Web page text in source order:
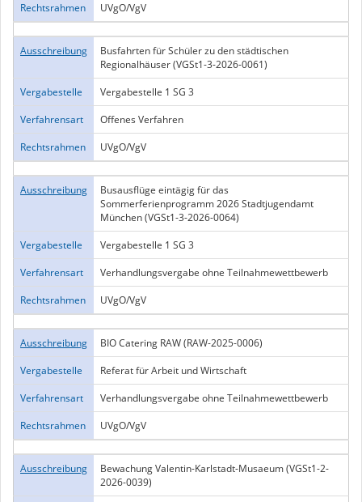
Rechtsrahmen
UVgO/VgV
Ausschreibung
Busfahrten für Schüler zu den städtischen
Regionalhäuser (VGSt1-3-2026-0061)
Vergabestelle
Vergabestelle 1 SG 3
Verfahrensart
Offenes Verfahren
Rechtsrahmen
UVgO/VgV
Ausschreibung
Busausflüge eintägig für das
Sommerferienprogramm 2026 Stadtjugendamt
München (VGSt1-3-2026-0064)
Vergabestelle
Vergabestelle 1 SG 3
Verfahrensart
Verhandlungsvergabe ohne Teilnahmewettbewerb
Rechtsrahmen
UVgO/VgV
Ausschreibung
BIO Catering RAW (RAW-2025-0006)
Vergabestelle
Referat für Arbeit und Wirtschaft
Verfahrensart
Verhandlungsvergabe ohne Teilnahmewettbewerb
Rechtsrahmen
UVgO/VgV
Ausschreibung
Bewachung Valentin-Karlstadt-Musaeum (VGSt1-2-
2026-0039)